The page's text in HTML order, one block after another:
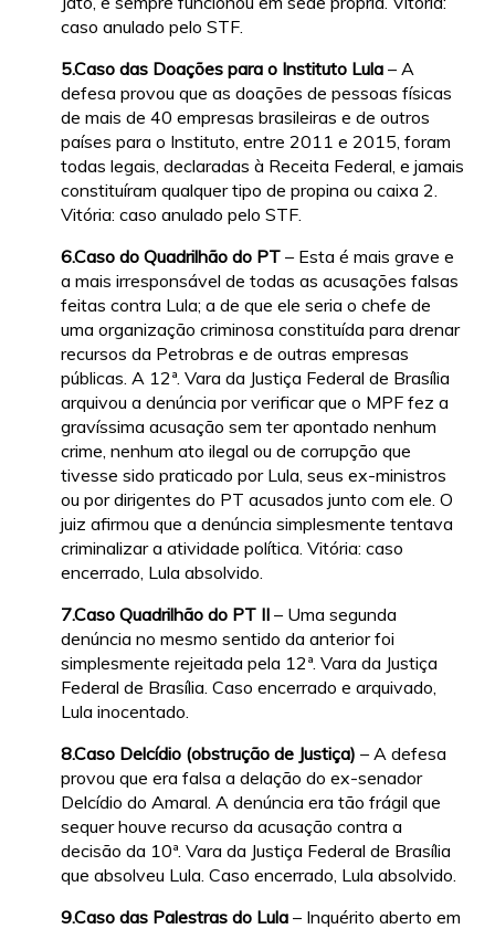
caso anulado pelo STF.
5.Caso das Doações para o Instituto Lula – A
defesa provou que as doações de pessoas físicas
de mais de 40 empresas brasileiras e de outros
países para o Instituto, entre 2011 e 2015, foram
todas legais, declaradas à Receita Federal, e jamais
constituíram qualquer tipo de propina ou caixa 2.
Vitória: caso anulado pelo STF.
6.Caso do Quadrilhão do PT – Esta é mais grave e
a mais irresponsável de todas as acusações falsas
feitas contra Lula; a de que ele seria o chefe de
uma organização criminosa constituída para drenar
recursos da Petrobras e de outras empresas
públicas. A 12ª. Vara da Justiça Federal de Brasília
arquivou a denúncia por verificar que o MPF fez a
gravíssima acusação sem ter apontado nenhum
crime, nenhum ato ilegal ou de corrupção que
tivesse sido praticado por Lula, seus ex-ministros
ou por dirigentes do PT acusados junto com ele. O
juiz afirmou que a denúncia simplesmente tentava
criminalizar a atividade política. Vitória: caso
encerrado, Lula absolvido.
7.Caso Quadrilhão do PT II – Uma segunda
denúncia no mesmo sentido da anterior foi
simplesmente rejeitada pela 12ª. Vara da Justiça
Federal de Brasília. Caso encerrado e arquivado,
Lula inocentado.
8.Caso Delcídio (obstrução de Justiça) – A defesa
provou que era falsa a delação do ex-senador
Delcídio do Amaral. A denúncia era tão frágil que
sequer houve recurso da acusação contra a
decisão da 10ª. Vara da Justiça Federal de Brasília
que absolveu Lula. Caso encerrado, Lula absolvido.
9.Caso das Palestras do Lula – Inquérito aberto em